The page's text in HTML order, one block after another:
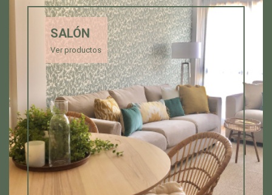
SALÓN
Ver productos